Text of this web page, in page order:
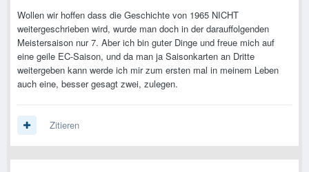
Wollen wir hoffen dass die Geschichte von 1965 NICHT
weitergeschrieben wird, wurde man doch in der darauffolgenden
Meistersaison nur 7. Aber ich bin guter Dinge und freue mich auf
eine geile EC-Saison, und da man ja Saisonkarten an Dritte
weitergeben kann werde ich mir zum ersten mal in meinem Leben
auch eine, besser gesagt zwei, zulegen.
Zitieren